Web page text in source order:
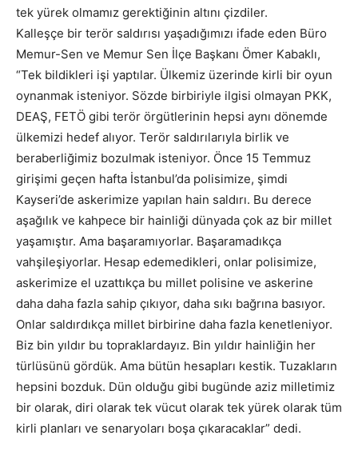
tek yürek olmamız gerektiğinin altını çizdiler.
Kalleşçe bir terör saldırısı yaşadığımızı ifade eden Büro
Memur-Sen ve Memur Sen İlçe Başkanı Ömer Kabaklı,
“Tek bildikleri işi yaptılar. Ülkemiz üzerinde kirli bir oyun
oynanmak isteniyor. Sözde birbiriyle ilgisi olmayan PKK,
DEAŞ, FETÖ gibi terör örgütlerinin hepsi aynı dönemde
ülkemizi hedef alıyor. Terör saldırılarıyla birlik ve
beraberliğimiz bozulmak isteniyor. Önce 15 Temmuz
girişimi geçen hafta İstanbul’da polisimize, şimdi
Kayseri’de askerimize yapılan hain saldırı. Bu derece
aşağılık ve kahpece bir hainliği dünyada çok az bir millet
yaşamıştır. Ama başaramıyorlar. Başaramadıkça
vahşileşiyorlar. Hesap edemedikleri, onlar polisimize,
askerimize el uzattıkça bu millet polisine ve askerine
daha daha fazla sahip çıkıyor, daha sıkı bağrına basıyor.
Onlar saldırdıkça millet birbirine daha fazla kenetleniyor.
Biz bin yıldır bu topraklardayız. Bin yıldır hainliğin her
türlüsünü gördük. Ama bütün hesapları kestik. Tuzakların
hepsini bozduk. Dün olduğu gibi bugünde aziz milletimiz
bir olarak, diri olarak tek vücut olarak tek yürek olarak tüm
kirli planları ve senaryoları boşa çıkaracaklar” dedi.